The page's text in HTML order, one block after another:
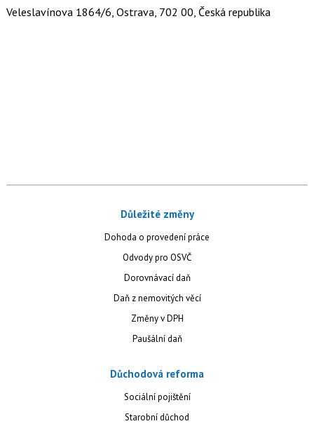
Veleslavínova 1864/6, Ostrava, 702 00, Česká republika
Důležité změny
Dohoda o provedení práce
Odvody pro OSVČ
Dorovnávací daň
Daň z nemovitých věcí
Změny v DPH
Paušální daň
Důchodová reforma
Sociální pojištění
Starobní důchod